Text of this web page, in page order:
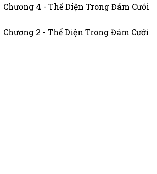
Chương 4 - Thể Diện Trong Đám Cưới
Chương 2 - Thể Diện Trong Đám Cưới